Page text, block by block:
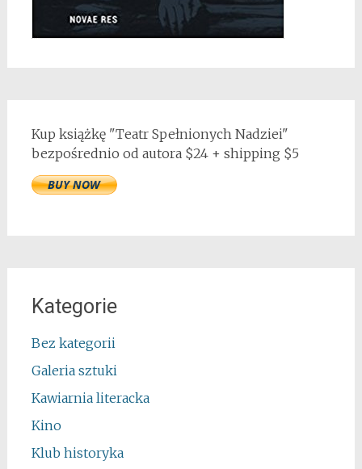
Kup książkę "Teatr Spełnionych Nadziei"
bezpośrednio od autora $24 + shipping $5
Kategorie
Bez kategorii
Galeria sztuki
Kawiarnia literacka
Kino
Klub historyka